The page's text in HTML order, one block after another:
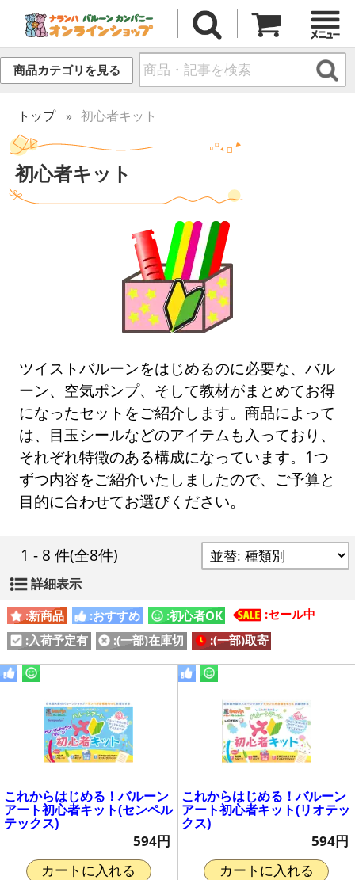
商品カテゴリを見る
トップ 初心者キット
初心者キット
ツイストバルーンをはじめるのに必要な、バル
ーン、空気ポンプ、そして教材がまとめてお得
になったセットをご紹介します。商品によって
は、目玉シールなどのアイテムも入っており、
それぞれ特徴のある構成になっています。1つ
ずつ内容をご紹介いたしましたので、ご予算と
目的に合わせてお選びください。
1 - 8 件(全8件)
詳細表示
:新商品 :おすすめ :初心者OK
:セール中
:入荷予定有
:(一部)在庫切 :(一部)取寄
これからはじめる！バルーン
アート初心者キット(センペル
テックス)
594円
カートに入れる
これからはじめる！バルーン
アート初心者キット(リオテッ
クス)
594円
カートに入れる